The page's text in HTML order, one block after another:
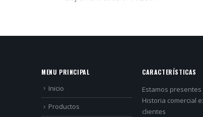
MENU PRINCIPAL
Inicio
Productos
CARACTERÍSTICAS
Estamos
Historia comercial
clientes